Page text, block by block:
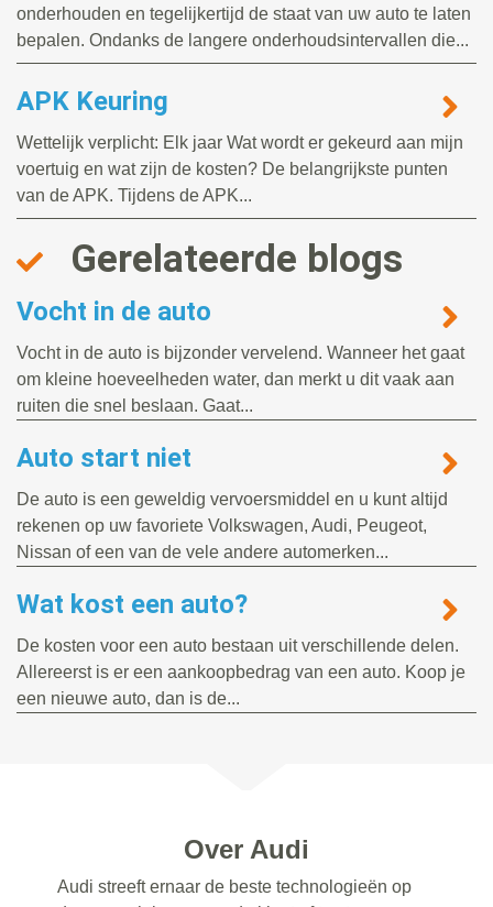
onderhouden en tegelijkertijd de staat van uw auto te laten
bepalen. Ondanks de langere onderhoudsintervallen die...
APK Keuring
Wettelijk verplicht: Elk jaar Wat wordt er gekeurd aan mijn
voertuig en wat zijn de kosten? De belangrijkste punten
van de APK. Tijdens de APK...
Gerelateerde blogs
Vocht in de auto
Vocht in de auto is bijzonder vervelend. Wanneer het gaat
om kleine hoeveelheden water, dan merkt u dit vaak aan
ruiten die snel beslaan. Gaat...
Auto start niet
De auto is een geweldig vervoersmiddel en u kunt altijd
rekenen op uw favoriete Volkswagen, Audi, Peugeot,
Nissan of een van de vele andere automerken...
Wat kost een auto?
De kosten voor een auto bestaan uit verschillende delen.
Allereerst is er een aankoopbedrag van een auto. Koop je
een nieuwe auto, dan is de...
Over Audi
Audi streeft ernaar de beste technologieën op